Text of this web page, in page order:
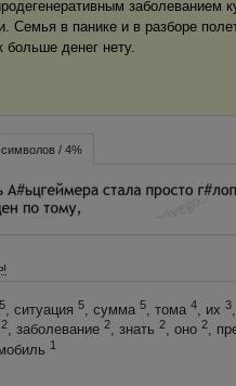
заболеванием
Семья в панике и в разборе
больше денег нету.
символов / 4%
5, ситуация 5, сумма 5, тома 4, их 3
2, заболевание 2, знать 2, оно 2,
1